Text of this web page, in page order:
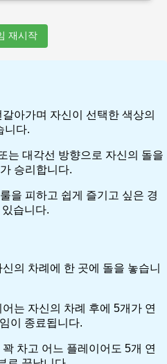
재시작
아가며 자신이 선택한 색상의
니다.
는 대각선 방향으로 자신의 돌을
승리합니다.
을 피하고 쉽게 즐기고 싶은 경
습니다.
의 차례에 한 곳에 돌을 놓습니
는 자신의 차례 후에 5개가 연
이 종료됩니다.
차고 어느 플레이어도 5개 연